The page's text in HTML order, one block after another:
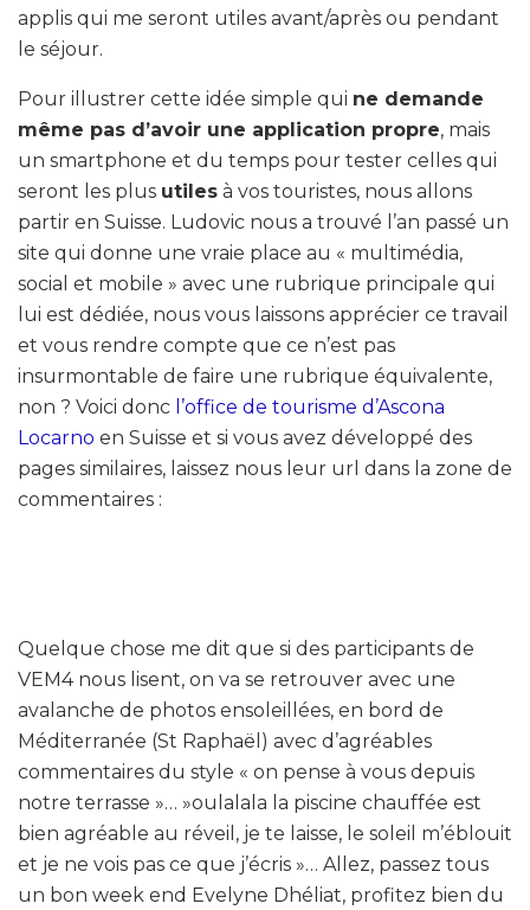
applis qui me seront utiles avant/après ou pendant
le séjour.
Pour illustrer cette idée simple qui ne demande
même pas d’avoir une application propre, mais
un smartphone et du temps pour tester celles qui
seront les plus utiles à vos touristes, nous allons
partir en Suisse. Ludovic nous a trouvé l’an passé un
site qui donne une vraie place au « multimédia,
social et mobile » avec une rubrique principale qui
lui est dédiée, nous vous laissons apprécier ce travail
et vous rendre compte que ce n’est pas
insurmontable de faire une rubrique équivalente,
non ? Voici donc l’office de tourisme d’Ascona
Locarno en Suisse et si vous avez développé des
pages similaires, laissez nous leur url dans la zone de
commentaires :
Quelque chose me dit que si des participants de
VEM4 nous lisent, on va se retrouver avec une
avalanche de photos ensoleillées, en bord de
Méditerranée (St Raphaël) avec d’agréables
commentaires du style « on pense à vous depuis
notre terrasse »… »oulalala la piscine chauffée est
bien agréable au réveil, je te laisse, le soleil m’éblouit
et je ne vois pas ce que j’écris »… Allez, passez tous
un bon week end Evelyne Dhéliat, profitez bien du